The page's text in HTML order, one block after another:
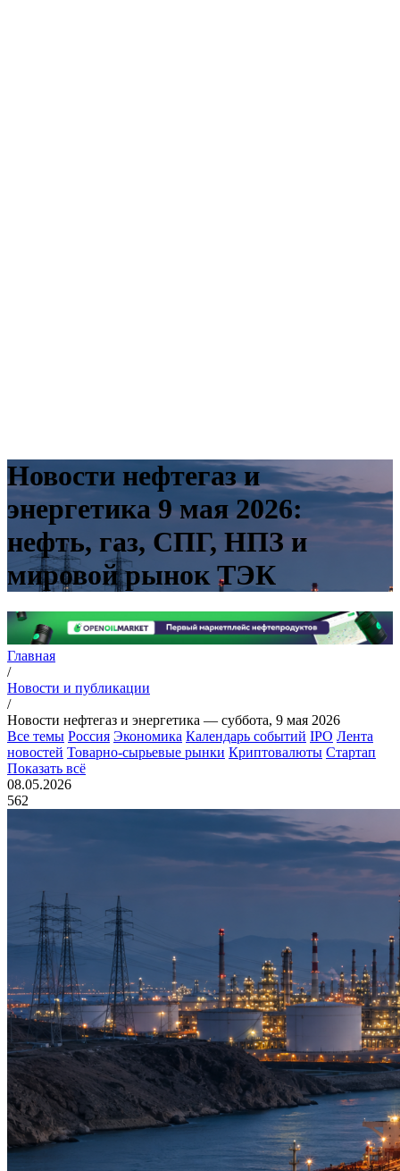
Новости нефтегаз и
энергетика 9 мая 2026:
нефть, газ, СПГ, НПЗ и
мировой рынок ТЭК
Главная
/
Новости и публикации
/
Новости нефтегаз и энергетика — суббота, 9 мая 2026
Все темы Россия Экономика Календарь событий IPO Лента
новостей Товарно-сырьевые рынки Криптовалюты Стартап
Показать всё
08.05.2026
562